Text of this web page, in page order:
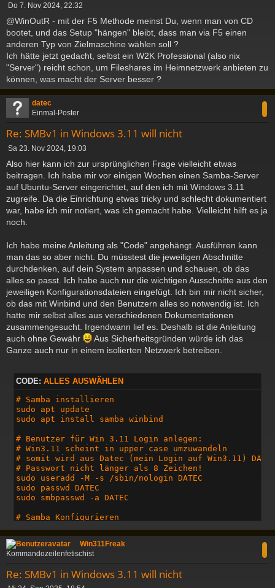
B
i
t
r
a
g
Do 7. Nov 2024, 22:32
@WinOutR - mit der F5 Methode meinst Du, wenn man von CD
bootet, und das Setup "hängen" bleibt, dass man via F5 einen
anderen Typ von Zielmaschine wählen soll ?
Ich hätte jetzt gedacht, selbst ein W2K Professional (also nix
"Server") reicht schon, um Fileshares im Heimnetzwerk anbieten zu
können, was macht der Server besser ?
a
c
datec
Einmal-Poster
Re: SMBv1 in Windows 3.11 will nicht
B
i
t
r
a
Sa 23. Nov 2024, 19:03
Also hier kann ich zur ursprünglichen Frage vielleicht etwas
beitragen. Ich habe mir vor einigen Wochen einen Samba-Server
auf Ubuntu-Server eingerichtet, auf den ich mit Windows 3.11
zugreife. Da die Einrichtung etwas tricky und schlecht dokumentiert
war, habe ich mir notiert, was ich gemacht habe. Vielleicht hilft es ja
noch.
Ich habe meine Anleitung als "Code" angehängt. Ausführen kann
man das so aber nicht. Du müsstest die jeweiligen Abschnitte
durchdenken, auf dein System anpassen und schauen, ob das
alles so passt. Ich habe auch nur die wichtigen Ausschnitte aus den
jeweiligen Konfigurationsdateien eingefügt. Ich bin mir nicht sicher,
ob das mit Winbind und den Benutzern alles so notwendig ist. Ich
hatte mir selbst alles aus verschiedenen Dokumentationen
zusammengesucht. Irgendwann lief es. Deshalb ist die Anleitung
auch ohne Gewähr
Aus Sicherheitsgründen würde ich das
Ganze auch nur in einem isolierten Netzwerk betreiben.
CODE: ALLES AUSWÄHLEN
# Samba installieren
sudo apt update
sudo apt install samba winbind
# Benutzer für Win 3.11 Login anlegen:
# Win3.11 scheint in upper case umzuwandeln
# somit wird aus Datec (mein Login auf Win3.11)
# Passwort nicht länger als 8 Zeichen!
sudo useradd -M -s /sbin/nologin DATEC
sudo passwd DATEC
sudo smbpasswd -a DATEC
# Samba Konfigurieren
===============
[global]
a
c
Win311Freak
Kommandozeilenfetischist
Re: SMBv1 in Windows 3.11 will nicht